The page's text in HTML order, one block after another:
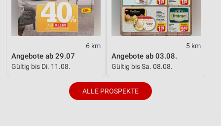
6 km
Angebote ab 29.07
Gültig bis Di. 11.08.
5 km
Angebote ab 03.08.
Gültig bis Sa. 08.08.
ALLE PROSPEKTE